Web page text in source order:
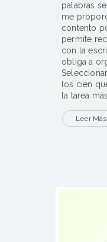
palabras
me
contento
permite
con la
obliga a
los cien
la tarea
Leer Más